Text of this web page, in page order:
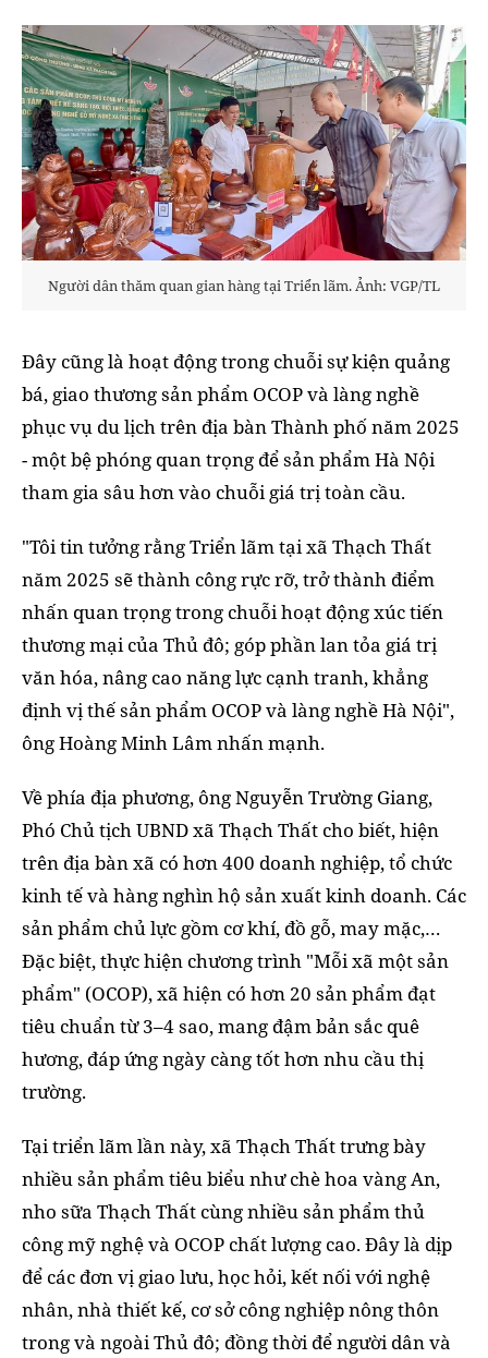
Người dân thăm quan gian hàng tại Triển lãm. Ảnh: VGP/TL
Đây cũng là hoạt động trong chuỗi sự kiện quảng
bá, giao thương sản phẩm OCOP và làng nghề
phục vụ du lịch trên địa bàn Thành phố năm 2025
- một bệ phóng quan trọng để sản phẩm Hà Nội
tham gia sâu hơn vào chuỗi giá trị toàn cầu.
"Tôi tin tưởng rằng Triển lãm tại xã Thạch Thất
năm 2025 sẽ thành công rực rỡ, trở thành điểm
nhấn quan trọng trong chuỗi hoạt động xúc tiến
thương mại của Thủ đô; góp phần lan tỏa giá trị
văn hóa, nâng cao năng lực cạnh tranh, khẳng
định vị thế sản phẩm OCOP và làng nghề Hà Nội",
ông Hoàng Minh Lâm nhấn mạnh.
Về phía địa phương, ông Nguyễn Trường Giang,
Phó Chủ tịch UBND xã Thạch Thất cho biết, hiện
trên địa bàn xã có hơn 400 doanh nghiệp, tổ chức
kinh tế và hàng nghìn hộ sản xuất kinh doanh. Các
sản phẩm chủ lực gồm cơ khí, đồ gỗ, may mặc,…
Đặc biệt, thực hiện chương trình "Mỗi xã một sản
phẩm" (OCOP), xã hiện có hơn 20 sản phẩm đạt
tiêu chuẩn từ 3–4 sao, mang đậm bản sắc quê
hương, đáp ứng ngày càng tốt hơn nhu cầu thị
trường.
Tại triển lãm lần này, xã Thạch Thất trưng bày
nhiều sản phẩm tiêu biểu như chè hoa vàng An,
nho sữa Thạch Thất cùng nhiều sản phẩm thủ
công mỹ nghệ và OCOP chất lượng cao. Đây là dịp
để các đơn vị giao lưu, học hỏi, kết nối với nghệ
nhân, nhà thiết kế, cơ sở công nghiệp nông thôn
trong và ngoài Thủ đô; đồng thời để người dân và